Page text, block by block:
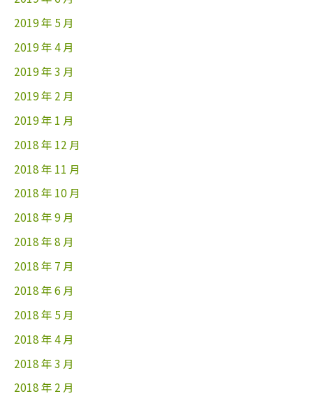
2019 年 5 月
2019 年 4 月
2019 年 3 月
2019 年 2 月
2019 年 1 月
2018 年 12 月
2018 年 11 月
2018 年 10 月
2018 年 9 月
2018 年 8 月
2018 年 7 月
2018 年 6 月
2018 年 5 月
2018 年 4 月
2018 年 3 月
2018 年 2 月